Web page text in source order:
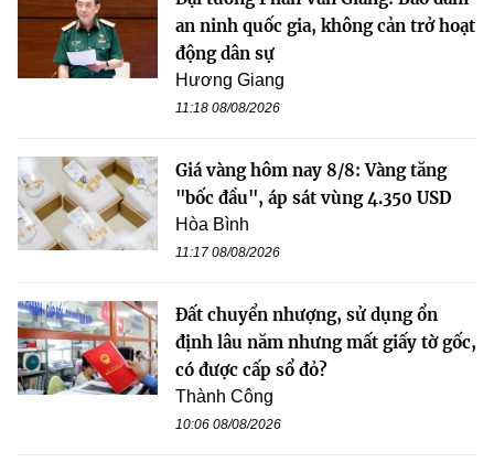
an ninh quốc gia, không cản trở hoạt
động dân sự
Hương Giang
11:18 08/08/2026
Giá vàng hôm nay 8/8: Vàng tăng
"bốc đầu", áp sát vùng 4.350 USD
Hòa Bình
11:17 08/08/2026
Đất chuyển nhượng, sử dụng ổn
định lâu năm nhưng mất giấy tờ gốc,
có được cấp sổ đỏ?
Thành Công
10:06 08/08/2026